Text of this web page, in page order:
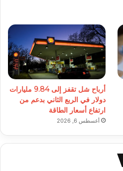
أرباح شل تقفز إلى 9.84 مليارات
دولار في الربع الثاني بدعم من
ارتفاع أسعار الطاقة
أغسطس 6, 2026